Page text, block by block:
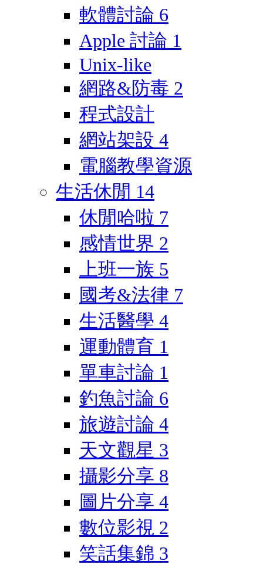
軟體討論 6
Apple 討論 1
Unix-like
網路&防毒 2
程式設計
網站架設 4
電腦教學資源
生活休閒 14
休閒哈啦 7
感情世界 2
上班一族 5
國考&法律 7
生活醫學 4
運動體育 1
單車討論 1
釣魚討論 6
旅遊討論 4
天文觀星 3
攝影分享 8
圖片分享 4
數位影視 2
笑話集錦 3